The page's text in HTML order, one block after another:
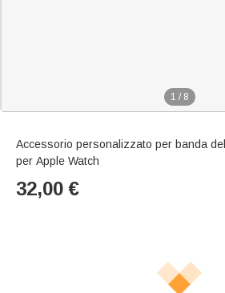
1 / 8
Accessorio personalizzato per banda
per Apple Watch
32,00 €